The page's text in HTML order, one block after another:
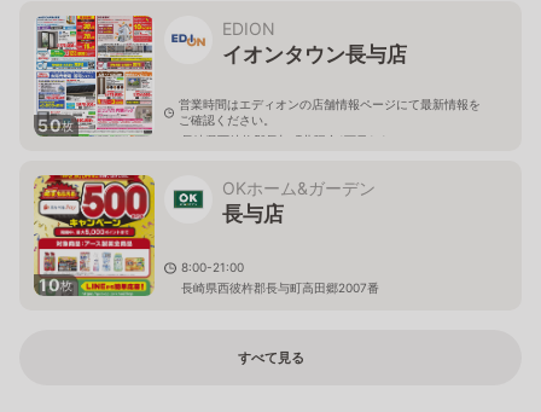
50枚
EDION
イオンタウン長与店
営業時間はエディオンの店舗情報ページにて最新情報を
ご確認ください。
長崎県西彼杵郡長与町北陽台1丁目1-1
10枚
OKホーム&ガーデン
長与店
8:00-21:00
長崎県西彼杵郡長与町高田郷2007番
すべて見る